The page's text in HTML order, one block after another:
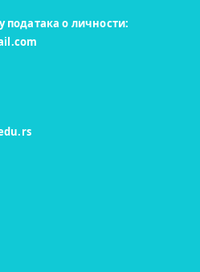
података о личности: